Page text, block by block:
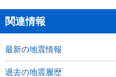
関連情報
最新の地震情報
過去の地震履歴